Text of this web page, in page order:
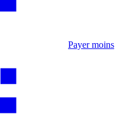
Payer moins